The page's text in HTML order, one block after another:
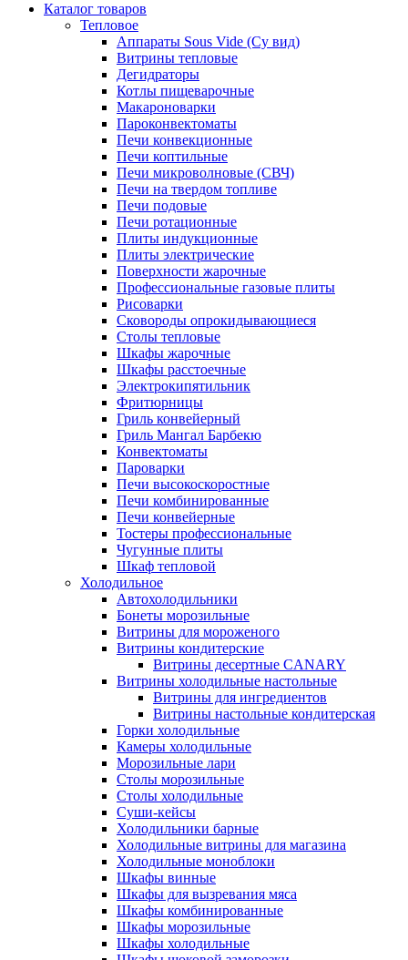
Каталог товаров
Тепловое
Аппараты Sous Vide (Су вид)
Витрины тепловые
Дегидраторы
Котлы пищеварочные
Макароноварки
Пароконвектоматы
Печи конвекционные
Печи коптильные
Печи микроволновые (СВЧ)
Печи на твердом топливе
Печи подовые
Печи ротационные
Плиты индукционные
Плиты электрические
Поверхности жарочные
Профессиональные газовые плиты
Рисоварки
Сковороды опрокидывающиеся
Столы тепловые
Шкафы жарочные
Шкафы расстоечные
Электрокипятильник
Фритюрницы
Гриль конвейерный
Гриль Мангал Барбекю
Конвектоматы
Пароварки
Печи высокоскоростные
Печи комбинированные
Печи конвейерные
Тостеры профессиональные
Чугунные плиты
Шкаф тепловой
Холодильное
Автохолодильники
Бонеты морозильные
Витрины для мороженого
Витрины кондитерские
Витрины десертные CANARY
Витрины холодильные настольные
Витрины для ингредиентов
Витрины настольные кондитерская
Горки холодильные
Камеры холодильные
Морозильные лари
Столы морозильные
Столы холодильные
Суши-кейсы
Холодильники барные
Холодильные витрины для магазина
Холодильные моноблоки
Шкафы винные
Шкафы для вызревания мяса
Шкафы комбинированные
Шкафы морозильные
Шкафы холодильные